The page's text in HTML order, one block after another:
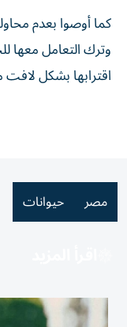
كما أوصوا بعدم
وترك التعامل معها
اقترابها بشكل
مصر حيوانات